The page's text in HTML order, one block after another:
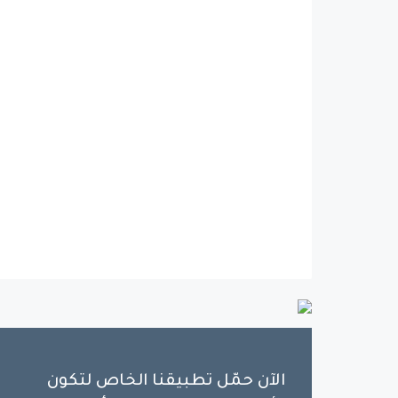
الآن حمّل تطبيقنا الخاص لتكون